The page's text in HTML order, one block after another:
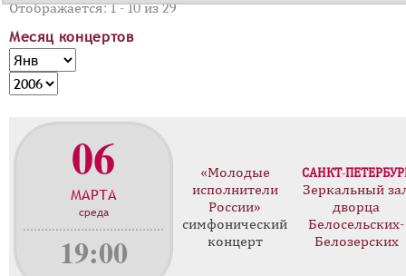
Отображается: 1 - 10 из 29
Месяц концертов
М
е
с
к
р
М
е
с
Г
о
06
МАРТА
среда
19:00
«Молодые
исполнители
России»
симфонический
концерт
САНКТ-
Зеркальный
дворца
Белосельских-
Белозерских